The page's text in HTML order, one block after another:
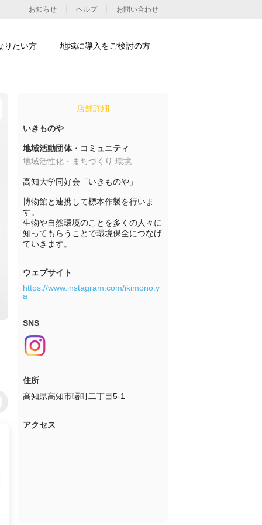
店舗詳細
いきものや
地域活動団体・コミュニティ
地域活性化・まちづくり 環境
高知大学同好会「いきものや」
博物館と連携して標本作製を行いま
す。
生物や自然環境のことを多くの人々に
知ってもらうことで環境保全につなげ
ていきます。
ウェブサイト
https://www.instagram.com/ikimono.y
a
SNS
住所
高知県高知市曙町二丁目5-1
アクセス
お知らせ ヘルプ お問い合わせ
りたい方 地域に導入をご検討の方